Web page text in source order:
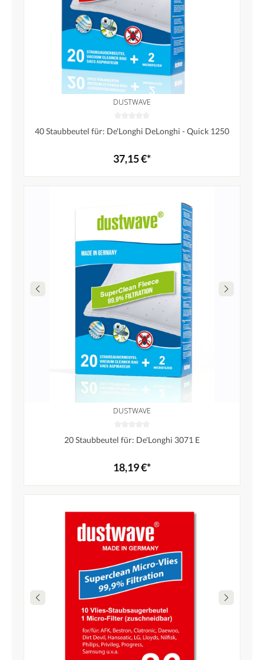
DUSTWAVE
40 Staubbeutel für: De'Longhi DeLonghi - Quick 1250
37,15 €*
DUSTWAVE
20 Staubbeutel für: De'Longhi 3071 E
18,19 €*